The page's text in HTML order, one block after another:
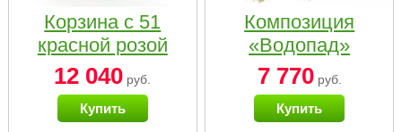
Корзина с 51
красной розой
12 040 руб.
Купить
Композиция
«Водопад»
7 770руб.
Купить